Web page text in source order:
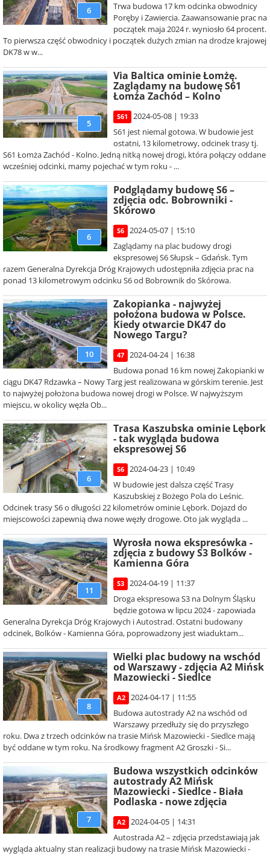
6
Trwa budowa 17 km odcinka obwodnicy
Poręby i Zawiercia. Zaawansowanie prac na
początek maja 2024 r. wyniosło 64 procent.
To pierwsza część obwodnicy i początek dużych zmian na drodze krajowej
DK78 w w...
5
Via Baltica ominie Łomżę.
Zaglądamy na budowę S61
Łomża Zachód – Kolno
S61
2024-05-08 | 19:33
S61 jest niemal gotowa. W budowie jest
ostatni, 13 kilometrowy, odcinek trasy tj.
S61 Łomża Zachód - Kolno. Jedną nitką nowej drogi, która połączy oddane
wcześniej odcinki, mamy pojechać w tym roku - ...
6
Podglądamy budowę S6 –
zdjęcia odc. Bobrowniki -
Skórowo
S6
2024-05-07 | 15:10
Zaglądamy na plac budowy drogi
ekspresowej S6 Słupsk – Gdańsk. Tym
razem Generalna Dyrekcja Dróg Krajowych udostępniła zdjęcia prac na
ponad 13 kilometrowym odcinku S6 od Bobrownik do Skórowa.
10
Zakopianka - najwyżej
położona budowa w Polsce.
Kiedy otwarcie DK47 do
Nowego Targu?
47
2024-04-24 | 16:38
Budowa ponad 16 km nowej Zakopianki w
ciągu DK47 Rdzawka – Nowy Targ jest realizowana w górskim terenie. Jest
to najwyżej położona budowa nowej drogi w Polsce. W najwyższym
miejscu, w okolicy węzła Ob...
6
Trasa Kaszubska ominie Lębork
- tak wygląda budowa
ekspresowej S6
S6
2024-04-23 | 10:49
W budowie jest dalsza część Trasy
Kaszubskiej z Bożego Pola do Leśnic.
Odcinek trasy S6 o długości 22 kilometrów ominie Lębork. Dojazd do
miejscowości zapewnią dwa nowe węzły drogowe. Oto jak wygląda ...
11
Wyrosła nowa ekspresówka -
zdjęcia z budowy S3 Bolków -
Kamienna Góra
S3
2024-04-19 | 11:37
Droga ekspresowa S3 na Dolnym Śląsku
będzie gotowa w lipcu 2024 - zapowiada
Generalna Dyrekcja Dróg Krajowych i Autostrad. Ostatni budowany
odcinek, Bolków - Kamienna Góra, poprowadzony jest wiaduktam...
8
Wielki plac budowy na wschód
od Warszawy - zdjęcia A2 Mińsk
Mazowiecki - Siedlce
A2
2024-04-17 | 11:55
Budowa autostrady A2 na wschód od
Warszawy przedłuży się do przyszłego
roku. Dwa z trzech odcinków na trasie Mińsk Mazowiecki - Siedlce mają
być oddane w tym roku. Na środkowy fragment A2 Groszki - Si...
7
Budowa wszystkich odcinków
autostrady A2 Mińsk
Mazowiecki - Siedlce - Biała
Podlaska - nowe zdjęcia
A2
2024-04-05 | 14:31
Autostrada A2 – zdjęcia przedstawiają jak
wygląda aktualny stan realizacji budowy na trasie Mińsk Mazowiecki -